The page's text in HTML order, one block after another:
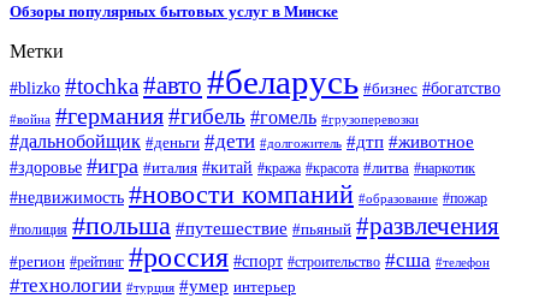
Обзоры популярных бытовых услуг в Минске
Метки
#blizko #tochka#авто #беларусь #бизнес #богатство
#война #германия#гибель #гомель #грузоперевозки
#дальнобойщик #деньги #дети #долгожитель #дтп #животное
#здоровье #игра #италия #китай #кража #красота #литва #наркотик
#недвижимость #новости компаний #образование #пожар
#полиция #польша #путешествие #пьяный #развлечения
#регион #рейтинг #россия #спорт #строительство #сша #телефон
#технологии #турция #умер интерьер